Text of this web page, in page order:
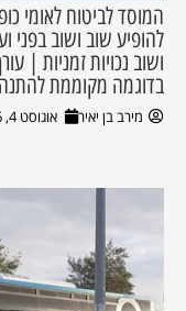
להופיע שוב ושוב בפני
ושוב נכויות זמניות |
בדוגמה מקוממת
מירב בן יאיר אוגוסט 4, 2026